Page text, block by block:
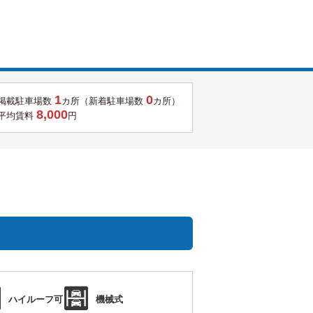
載駐車場数 1カ所（新着駐車場数 0カ所）
均賃料 8,000円
ハイルーフ可 機械式